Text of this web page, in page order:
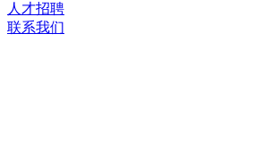
人才招聘
联系我们